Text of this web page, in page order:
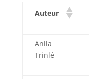
Auteur
Anila
Trinlé